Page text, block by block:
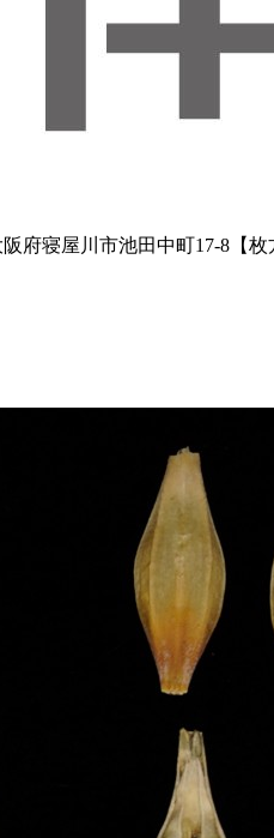
府寝屋川市池田中町17-8【